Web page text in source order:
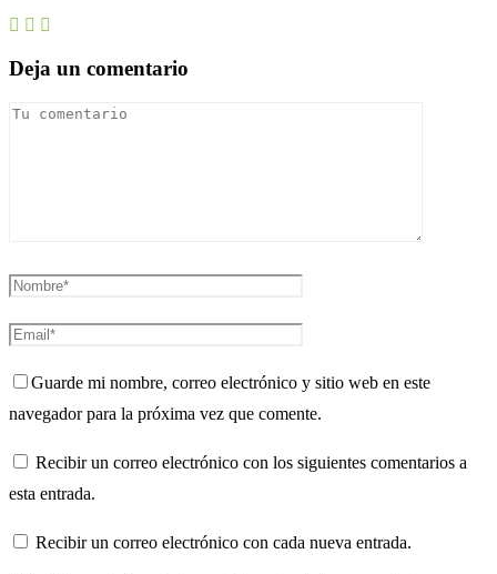
Deja un comentario
Guarde mi nombre, correo electrónico y sitio web en este
navegador para la próxima vez que comente.
Recibir un correo electrónico con los siguientes comentarios a
esta entrada.
Recibir un correo electrónico con cada nueva entrada.